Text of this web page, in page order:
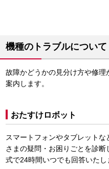
機種のトラブルについて
故障かどうかの見分け方や修
案内します。
おたすけロボット
スマートフォンやタブレット
さまの疑問・お困りごとを診
式で24時間いつでも回答いたし